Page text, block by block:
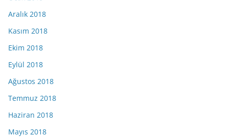
Aralık 2018
Kasım 2018
Ekim 2018
Eylül 2018
Ağustos 2018
Temmuz 2018
Haziran 2018
Mayıs 2018